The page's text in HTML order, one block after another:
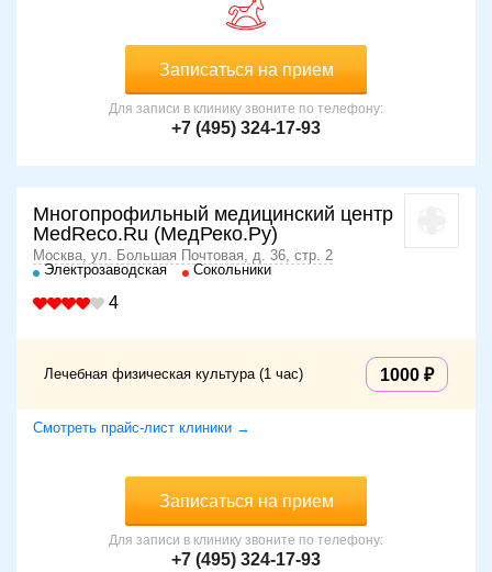
Записаться на прием
Для записи в клинику звоните по телефону:
+7 (495) 324-17-93
Многопрофильный медицинский центр
MedReco.Ru (МедРеко.Ру)
Москва, ул. Большая Почтовая, д. 36, стр. 2
Электрозаводская
Сокольники
4
Лечебная физическая культура (1 час) 1000
Смотреть прайс-лист клиники →
Записаться на прием
Для записи в клинику звоните по телефону:
+7 (495) 324-17-93